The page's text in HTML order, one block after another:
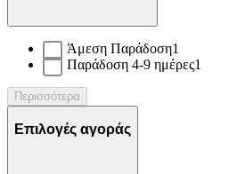
Άμεση Παράδοση1
Παράδοση 4-9 ημέρες1
Περισσότερα
Επιλογές αγοράς